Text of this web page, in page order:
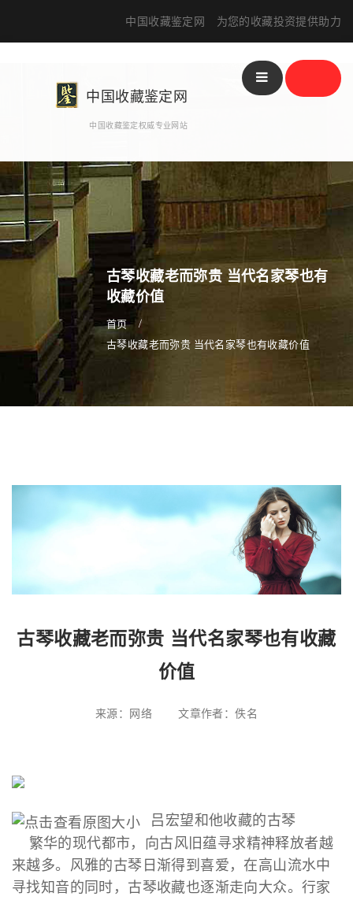
中国收藏鉴定网 为您的收藏投资提供助力
中国收藏鉴定网
中国收藏鉴定权威专业网站
古琴收藏老而弥贵 当代名家琴也有
收藏价值
首页
古琴收藏老而弥贵 当代名家琴也有收藏价值
古琴收藏老而弥贵 当代名家琴也有收藏
价值
来源：网络 文章作者：佚名
吕宏望和他收藏的古琴
繁华的现代都市，向古风旧蕴寻求精神释放者越
来越多。风雅的古琴日渐得到喜爱，在高山流水中
寻找知音的同时，古琴收藏也逐渐走向大众。行家